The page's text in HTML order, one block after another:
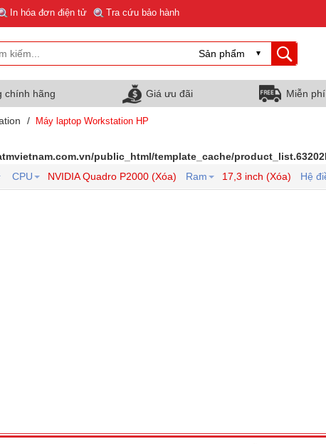
In hóa đơn điện tử Tra cứu bảo hành
chính hãng Giá ưu đãi Miễn
/ Máy laptop Workstation HP
public_html/template_cache/
CPU NVIDIA Quadro P2000 (Xóa) Ram 17,3 inch (Xóa) Hệ